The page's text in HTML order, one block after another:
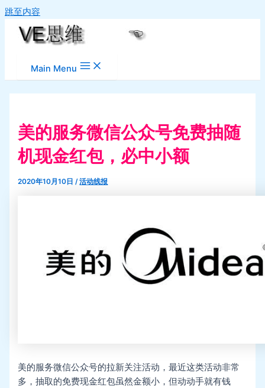
跳至内容
Main Menu
美的服务微信公众号免费抽随
机现金红包，必中小额
2020年10月10日/活动线报
美的服务微信公众号的拉新关注活动，最近这类活动非常
多，抽取的免费现金红包虽然金额小，但动动手就有钱